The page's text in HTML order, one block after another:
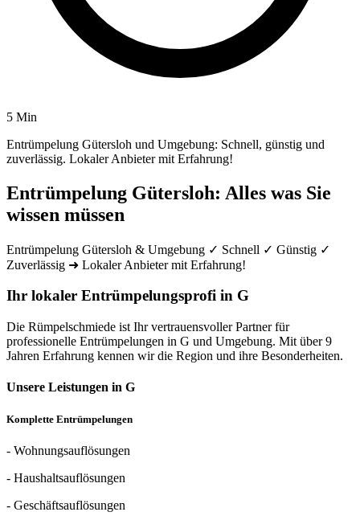
5 Min
Entrümpelung Gütersloh und Umgebung: Schnell, günstig und
zuverlässig. Lokaler Anbieter mit Erfahrung!
Entrümpelung Gütersloh: Alles was Sie
wissen müssen
Entrümpelung Gütersloh & Umgebung ✓ Schnell ✓ Günstig ✓
Zuverlässig ➜ Lokaler Anbieter mit Erfahrung!
Ihr lokaler Entrümpelungsprofi in G
Die Rümpelschmiede ist Ihr vertrauensvoller Partner für
professionelle Entrümpelungen in G und Umgebung. Mit über 9
Jahren Erfahrung kennen wir die Region und ihre Besonderheiten.
Unsere Leistungen in G
Komplette Entrümpelungen
- Wohnungsauflösungen
- Haushaltsauflösungen
- Geschäftsauflösungen